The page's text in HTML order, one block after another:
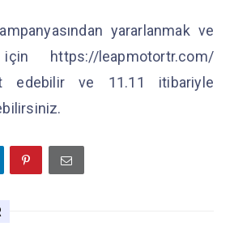
yararlanmak ve
https://leapmotortr.com/
edebilir ve 11.11 itibariyle